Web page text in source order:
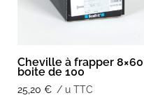
Cheville à frapper 8×60
boite de 100
25,20 € / u TTC